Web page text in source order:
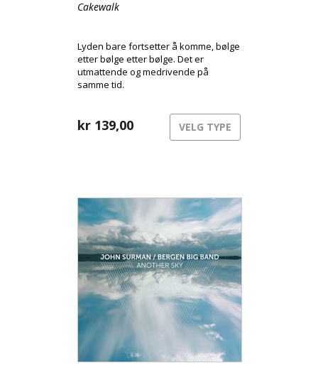
Cakewalk
Lyden bare fortsetter å komme, bølge
etter bølge etter bølge. Det er
utmattende og medrivende på
samme tid.
kr 139,00 VELG TYPE